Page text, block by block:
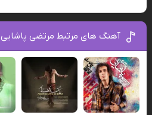
آهنگ های مرتبط مرتضی پاشایی